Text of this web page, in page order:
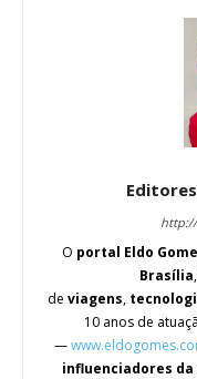
O portal Eldo
Brasília
de viagens,
10 anos de
—
influenciadores